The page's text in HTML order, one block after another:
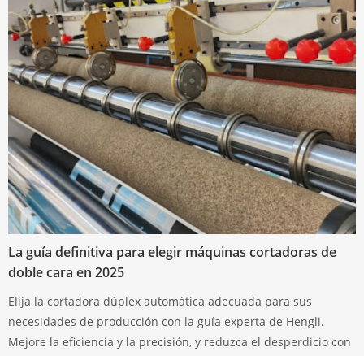
La guía definitiva para elegir máquinas cortadoras de
doble cara en 2025
Elija la cortadora dúplex automática adecuada para sus
necesidades de producción con la guía experta de Hengli.
Mejore la eficiencia y la precisión, y reduzca el desperdicio con